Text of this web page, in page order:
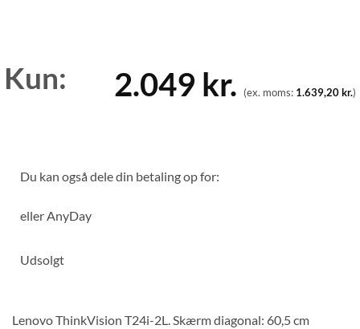
Kun: 2.049 kr. (ex. moms: 1.639,20kr.)
Du kan også dele din betaling op for:
eller AnyDay
Udsolgt
Lenovo ThinkVision T24i-2L. Skærm diagonal: 60,5 cm